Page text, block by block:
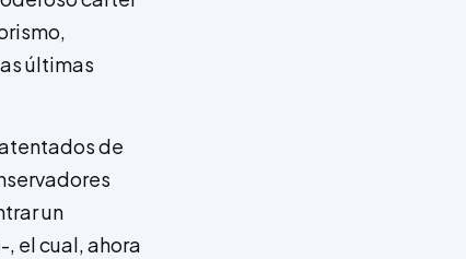
últimas
de
un
el cual, ahora